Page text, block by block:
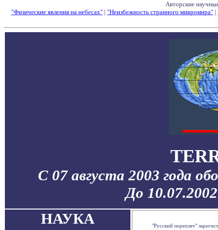
Авторские
"Физические явления на небесах" | "Неизбежность странного микромира" |
С 07 августа 2003 года
До
НАУКА
"Русский переплет"